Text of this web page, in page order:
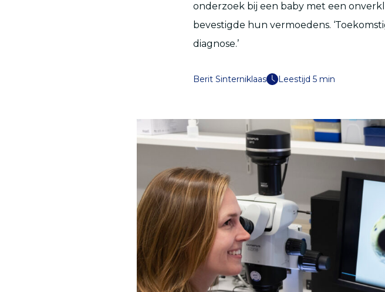
onderzoek bij een baby met een
bevestigde hun vermoedens.
diagnose.’
Berit Sinterniklaas Leestijd 5 min